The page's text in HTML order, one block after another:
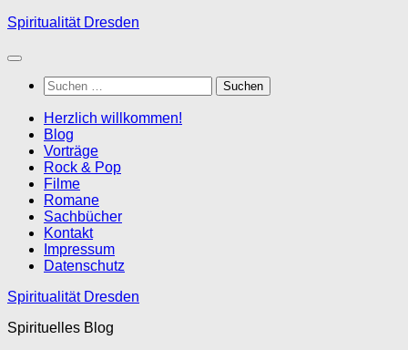
Zum
springen
Spiritualität Dresden
Suchen
nach:
Herzlich willkommen!
Blog
Vorträge
Rock & Pop
Filme
Romane
Sachbücher
Kontakt
Impressum
Datenschutz
Spiritualität Dresden
Spirituelles Blog